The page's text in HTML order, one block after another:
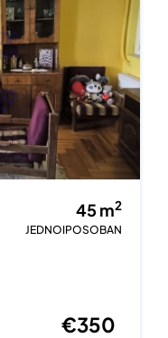
45m2
JEDNOIPOSOBAN
€350